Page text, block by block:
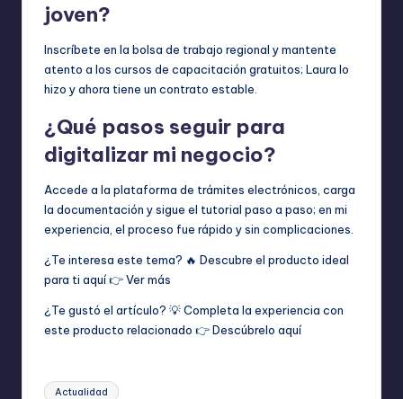
joven?
Inscríbete en la bolsa de trabajo regional y mantente
atento a los cursos de capacitación gratuitos; Laura lo
hizo y ahora tiene un contrato estable.
¿Qué pasos seguir para
digitalizar mi negocio?
Accede a la plataforma de trámites electrónicos, carga
la documentación y sigue el tutorial paso a paso; en mi
experiencia, el proceso fue rápido y sin complicaciones.
¿Te interesa este tema? 🔥 Descubre el producto ideal
para ti aquí 👉Ver más
¿Te gustó el artículo? 💡 Completa la experiencia con
este producto relacionado 👉Descúbrelo aquí
Etiquetas:
Actualidad